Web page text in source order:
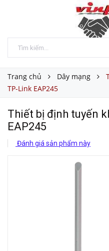
Trang chủ Dây mạng
TP-Link EAP245
Thiết bị định tuyến
EAP245
Đánh giá sản phẩm này